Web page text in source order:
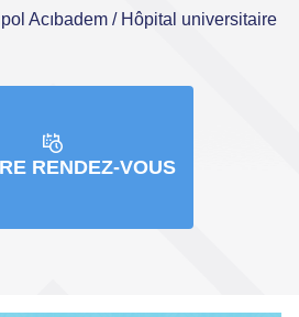
Acıbadem / Hôpital universitaire
RENDEZ-VOUS